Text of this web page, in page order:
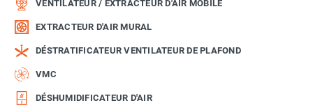
VENTILATEUR / EXTRACTEUR D'AIR MOBILE
EXTRACTEUR D'AIR MURAL
DÉSTRATIFICATEUR VENTILATEUR DE PLAFOND
VMC
DÉSHUMIDIFICATEUR D'AIR